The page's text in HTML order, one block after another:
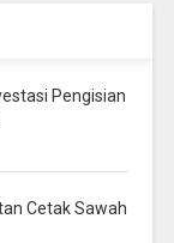
Pengisian
Cetak Sawah